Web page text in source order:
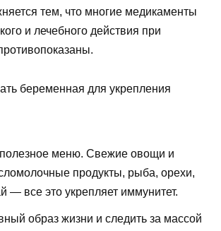
тем, что многие медикаменты
и лечебного действия при
беременная для укрепления
меню. Свежие овощи и
продукты, рыба, орехи,
— все это укрепляет иммунитет.
образ жизни и следить за массой